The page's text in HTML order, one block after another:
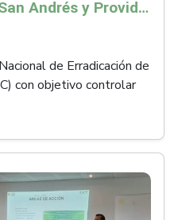
La OMSA reconoció a San Andrés y Providencia como zona libre de Peste Porcina Clásica (PPC)
de Erradicación de
con objetivo controlar